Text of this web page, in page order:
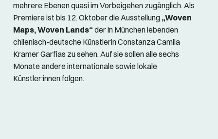
mehrere Ebenen quasi im Vorbeigehen zugänglich. Als
Premiere ist bis 12. Oktober die Ausstellung „Woven
Maps, Woven Lands“ der in München lebenden
chilenisch-deutsche Künstlerin Constanza Camila
Kramer Garfias zu sehen. Auf sie sollen alle sechs
Monate andere internationale sowie lokale
Künstler:innen folgen.